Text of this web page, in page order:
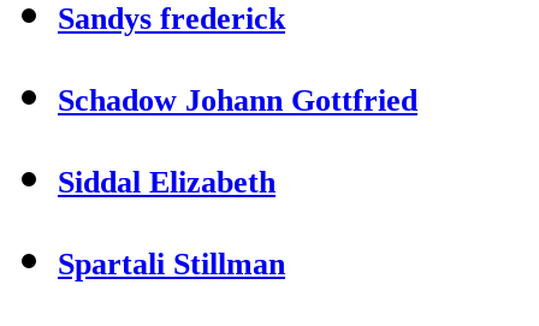
Sandys frederick
Schadow Johann Gottfried
Siddal Elizabeth
Spartali Stillman